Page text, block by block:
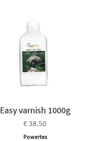
Easy varnish 1000g
€ 38.50
Powertex